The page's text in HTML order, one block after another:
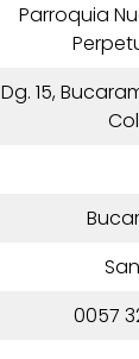
Parroquia
Dg. 15,
0057